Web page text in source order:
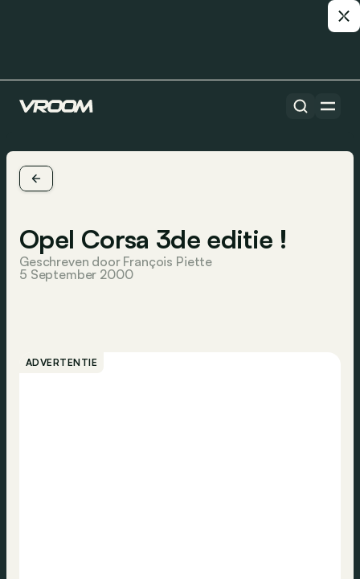
Opel Corsa 3de editie !
Geschreven door François Piette
5 September 2000
ADVERTENTIE